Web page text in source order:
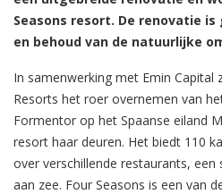
Seasons resort. De renovatie
en behoud van de natuurlijke
In samenwerking met Emin Capital
Resorts het roer overnemen van
Formentor op het Spaanse eiland
resort haar deuren. Het biedt 110
over verschillende restaurants,
aan zee. Four Seasons is een van